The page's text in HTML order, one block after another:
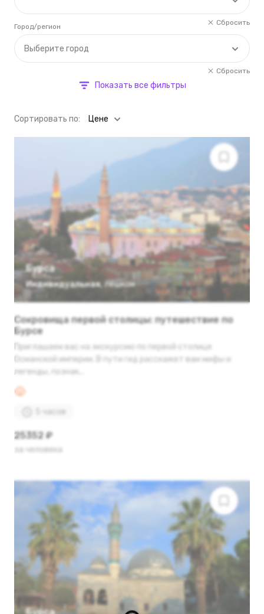
Сбросить
Выберите город
Город/регион
Сбросить
Показать все фильтры
Cортировать по: Цене
Бурса
Индивидуальная, пешком
Сокровища первой столицы: путешествие по
Бурсе
Приглашаем вас на экскурсию по первой столице
Османской империи. В пути гид расскажет вам мифы и
легенды, познак...
5 часов
25352 ₽
за человека